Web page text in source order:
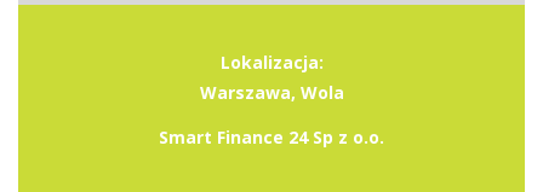
Lokalizacja:
Warszawa, Wola
Smart Finance 24 Sp z o.o.